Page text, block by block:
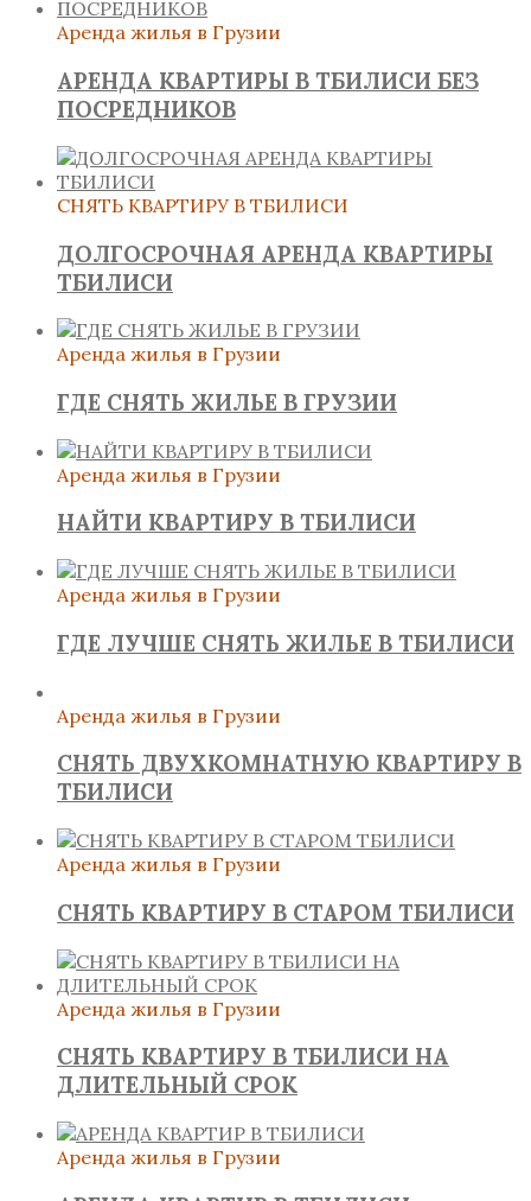
Аренда жилья в Грузии
АРЕНДА КВАРТИРЫ В ТБИЛИСИ БЕЗ
ПОСРЕДНИКОВ
СНЯТЬ КВАРТИРУ В ТБИЛИСИ
ДОЛГОСРОЧНАЯ АРЕНДА КВАРТИРЫ
ТБИЛИСИ
Аренда жилья в Грузии
ГДЕ СНЯТЬ ЖИЛЬЕ В ГРУЗИИ
Аренда жилья в Грузии
НАЙТИ КВАРТИРУ В ТБИЛИСИ
Аренда жилья в Грузии
ГДЕ ЛУЧШЕ СНЯТЬ ЖИЛЬЕ В ТБИЛИСИ
Аренда жилья в Грузии
СНЯТЬ ДВУХКОМНАТНУЮ КВАРТИРУ В
ТБИЛИСИ
Аренда жилья в Грузии
СНЯТЬ КВАРТИРУ В СТАРОМ ТБИЛИСИ
Аренда жилья в Грузии
СНЯТЬ КВАРТИРУ В ТБИЛИСИ НА
ДЛИТЕЛЬНЫЙ СРОК
Аренда жилья в Грузии